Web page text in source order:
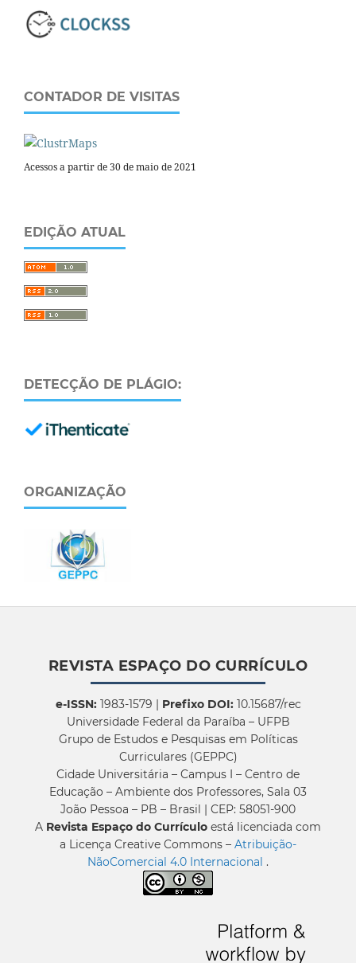
CONTADOR DE VISITAS
Acessos a partir de 30 de maio de 2021
EDIÇÃO ATUAL
DETECÇÃO DE PLÁGIO:
ORGANIZAÇÃO
REVISTA ESPAÇO DO CURRÍCULO
e-ISSN:1983-1579 | Prefixo DOI:10.15687/rec
Universidade Federal da Paraíba – UFPB
Grupo de Estudos e Pesquisas em Políticas
Curriculares (GEPPC)
Cidade Universitária – Campus I – Centro de
Educação – Ambiente dos Professores, Sala 03
João Pessoa – PB – Brasil | CEP: 58051-900
A Revista Espaço do Currículo está licenciada com
a Licença Creative Commons – Atribuição-
NãoComercial 4.0 Internacional .